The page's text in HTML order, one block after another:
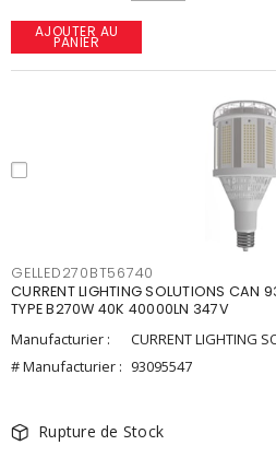
AJOUTER AU
PANIER
GELLED270BT56740
CURRENT LIGHTING SOLUTIONS CAN
TYPE B270W 40K 40000LN 347V
Manufacturier :
CURRENT LIGHTING
# Manufacturier : 93095547
Rupture de Stock